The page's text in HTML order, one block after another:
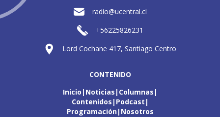
radio@ucentral.cl
+56225826231
Lord Cochane 417, Santiago Centro
CONTENIDO
Inicio Noticias Columnas
Contenidos Podcast
Programación Nosotros